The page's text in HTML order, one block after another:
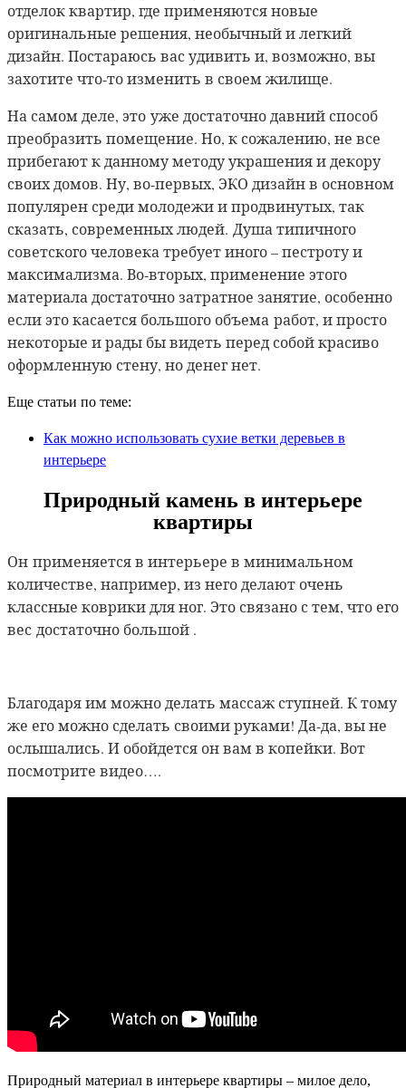
отделок квартир, где применяются новые
оригинальные решения, необычный и легкий
дизайн. Постараюсь вас удивить и, возможно, вы
захотите что-то изменить в своем жилище.
На самом деле, это уже достаточно давний способ
преобразить помещение. Но, к сожалению, не все
прибегают к данному методу украшения и декору
своих домов. Ну, во-первых, ЭКО дизайн в основном
популярен среди молодежи и продвинутых, так
сказать, современных людей. Душа типичного
советского человека требует иного – пестроту и
максимализма. Во-вторых, применение этого
материала достаточно затратное занятие, особенно
если это касается большого объема работ, и просто
некоторые и рады бы видеть перед собой красиво
оформленную стену, но денег нет.
Еще статьи по теме:
Как можно использовать сухие ветки деревьев в
интерьере
Природный камень в интерьере
квартиры
Он применяется в интерьере в минимальном
количестве, например, из него делают очень
классные коврики для ног. Это связано с тем, что его
вес достаточно большой .
Благодаря им можно делать массаж ступней. К тому
же его можно сделать своими руками! Да-да, вы не
ослышались. И обойдется он вам в копейки. Вот
посмотрите видео….
Природный материал в интерьере квартиры – милое дело,